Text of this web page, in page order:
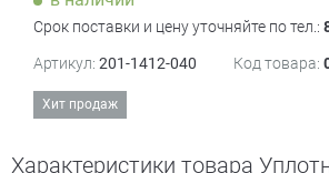
Срок поставки и цену уточняйте по тел.:
Артикул: 201-1412-040 Код товара:
Хит продаж
Характеристики товара